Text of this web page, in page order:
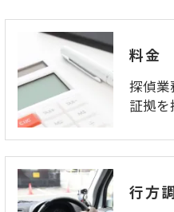
料金
探偵
証拠
行方